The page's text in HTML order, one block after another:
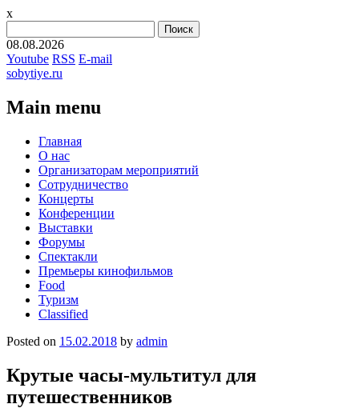
x
08.08.2026
Youtube RSS E-mail
sobytiye.ru
Main menu
Skip
content
Главная
О нас
Организаторам мероприятий
Сотрудничество
Концерты
Конференции
Выставки
Форумы
Спектакли
Премьеры кинофильмов
Food
Туризм
Сlassified
Posted on 15.02.2018 by admin
Крутые часы-мультитул для
путешественников